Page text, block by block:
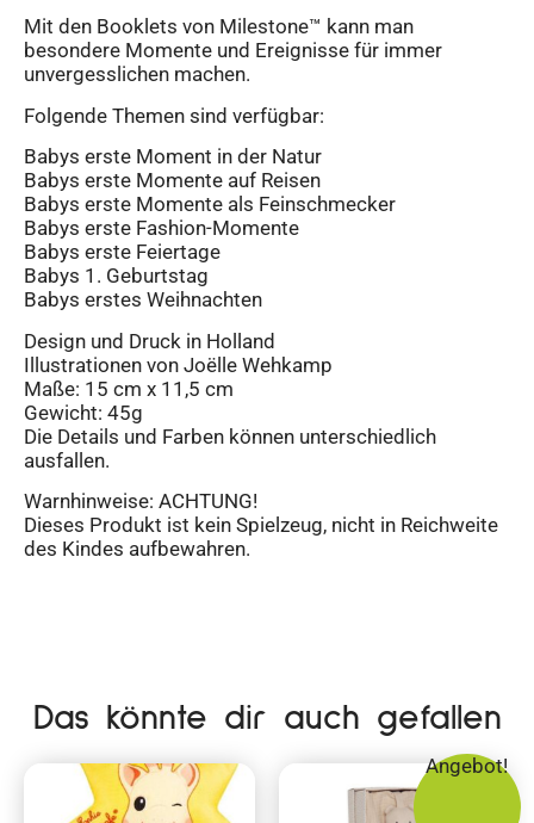
Mit den Booklets von Milestone™ kann man
besondere Momente und Ereignisse für immer
unvergesslichen machen.
Folgende Themen sind verfügbar:
Babys erste Moment in der Natur
Babys erste Momente auf Reisen
Babys erste Momente als Feinschmecker
Babys erste Fashion-Momente
Babys erste Feiertage
Babys 1. Geburtstag
Babys erstes Weihnachten
Design und Druck in Holland
Illustrationen von Joëlle Wehkamp
Maße: 15 cm x 11,5 cm
Gewicht: 45g
Die Details und Farben können unterschiedlich
ausfallen.
Warnhinweise: ACHTUNG!
Dieses Produkt ist kein Spielzeug, nicht in Reichweite
des Kindes aufbewahren.
Das könnte dir auch gefallen
Angebot!